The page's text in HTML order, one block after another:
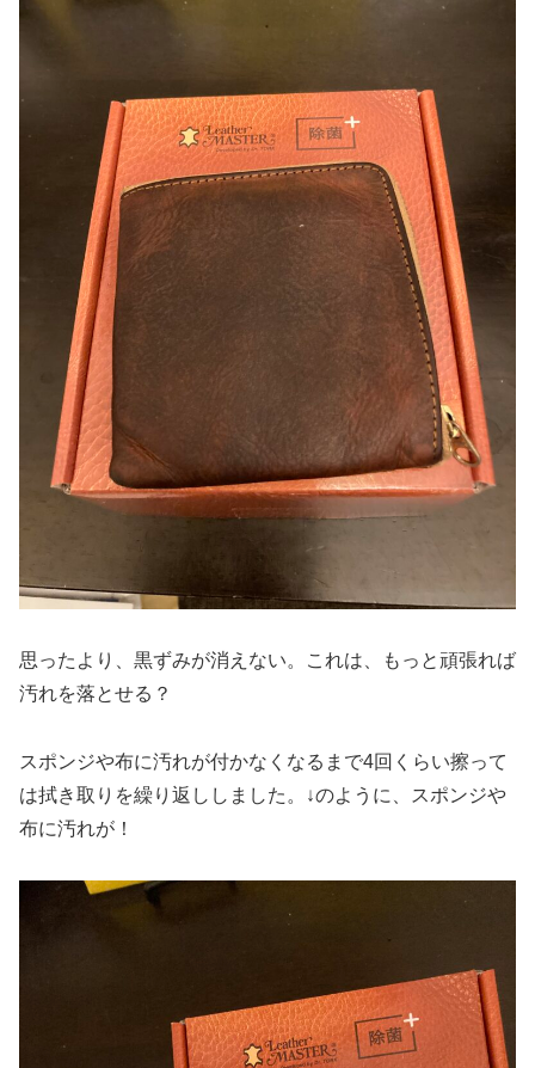
思ったより、黒ずみが消えない。これは、もっと頑張れば
汚れを落とせる？
スポンジや布に汚れが付かなくなるまで4回くらい擦って
は拭き取りを繰り返ししました。↓のように、スポンジや
布に汚れが！